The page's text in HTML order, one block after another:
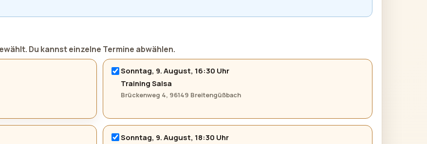
Du kannst einzelne Termine abwählen.
Sonntag, 9. August, 16:30 Uhr
Training Salsa
Brückenweg 4, 96149 Breitengüßbach
Sonntag, 9. August, 18:30 Uhr